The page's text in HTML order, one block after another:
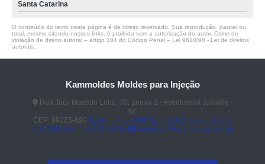
Santa Catarina
O conteúdo do texto desta página é de direito reservado. Sua reprodução, parcial ou
total, mesmo citando nossos links, é proibida sem a autorização do autor. Crime de
violação de direito autoral – artigo 184 do Código Penal – Lei 9610/98 - Lei de direitos
autorais
Kammoldes Moldes para Injeção
Rua Jacy Macedo Lobo, 70, anexo B - Aventureiro Joinville -
SC
CEP: 89225-890
(47) 3425-4098 (47) 3427-3206
(47)
3437-2419
(47) 3437-2419 fernando@kammoldes.com.br